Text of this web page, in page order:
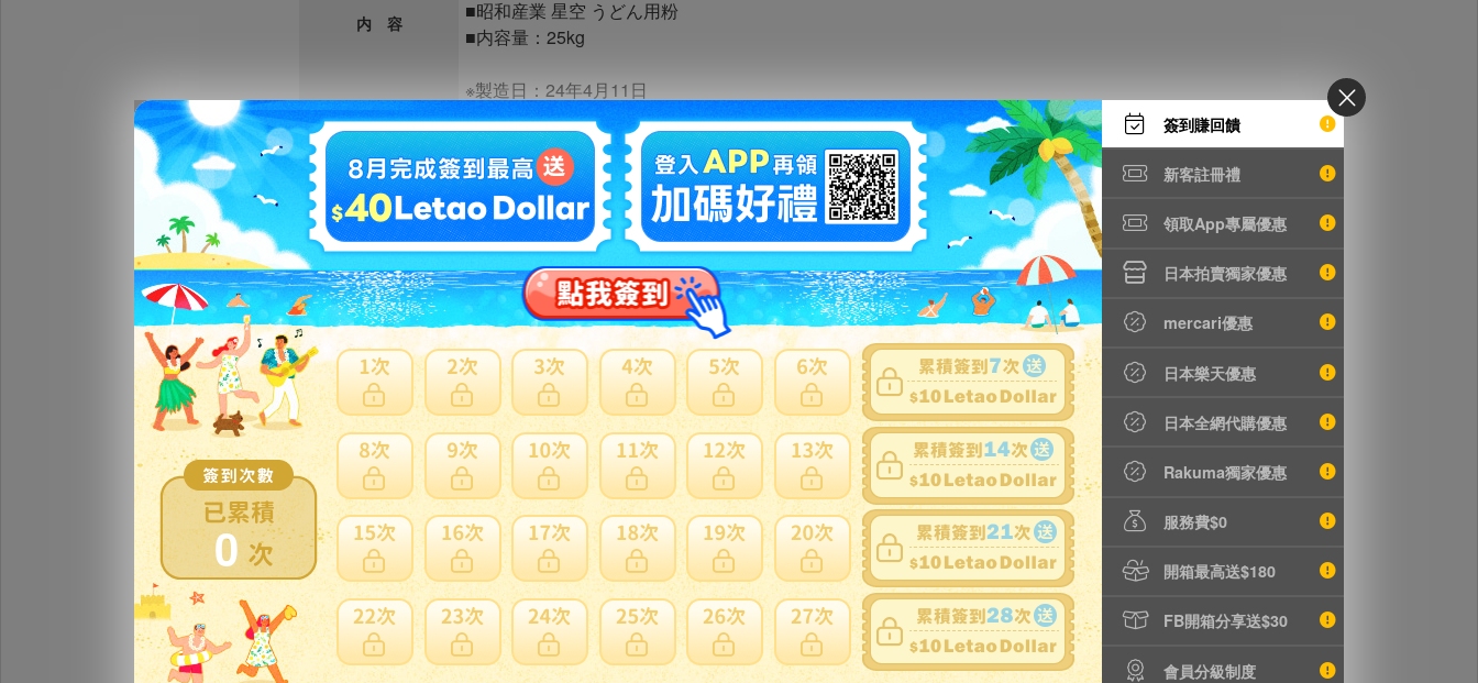
0
簽到賺回饋
新客註冊禮
領取App專屬優惠
日本拍賣獨家優惠
mercari優惠
日本樂天優惠
日本全網代購優惠
Rakuma獨家優惠
服務費$0
開箱最高送$180
FB開箱分享送$30
會員分級制度
内 容
■昭和産業 星空 うどん用粉
■内容量：25kg
※製造日：24年4月11日
発 送
【送料について】
宅配便送料 300円(税込)×発送個口数
※東北は600円(税込)×発送個口数、北海道・沖縄は別途お見積もりとなります。
【 同梱不可 商品】
※他の商品とは同梱ができません。
※ヤフーのシステムでは送料0円と表記されますが
送料については上記の【送料について】をご参照ください
状 態 新品
その他 ※モニターの環境により、実際の商品と色味が多少違って見える場合があります。
注意事項
※撮影・採寸の為、開封済みの場合がございます
※採寸、検品は素人が行っています。多少の誤差・見落としはご了承下さい。
※当社は破産管財物件を扱う会社の為、色々な商品を取り扱っておりますが商品によって
は 詳細な知識が必要な物もあります。しかし、当方も素人の為、専門的な知識がありま
せんのでこちらで詳細の確認が出来ない場合もございます。予めご了承下さい。
※管財物件の為、特別に記載の無い小傷や汚れがある商品が含まれている可能性もござい
ます。また、商品のメーカー保証はございません。神経質な方や些細な事をお気にされる
方はトラブル防止のため入札をご遠慮頂きますよう予めお願い申し上げます。
ご理解の上、ご入札よろしくお願い致します。